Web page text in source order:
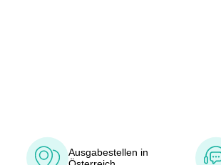
Ausgabestellen in